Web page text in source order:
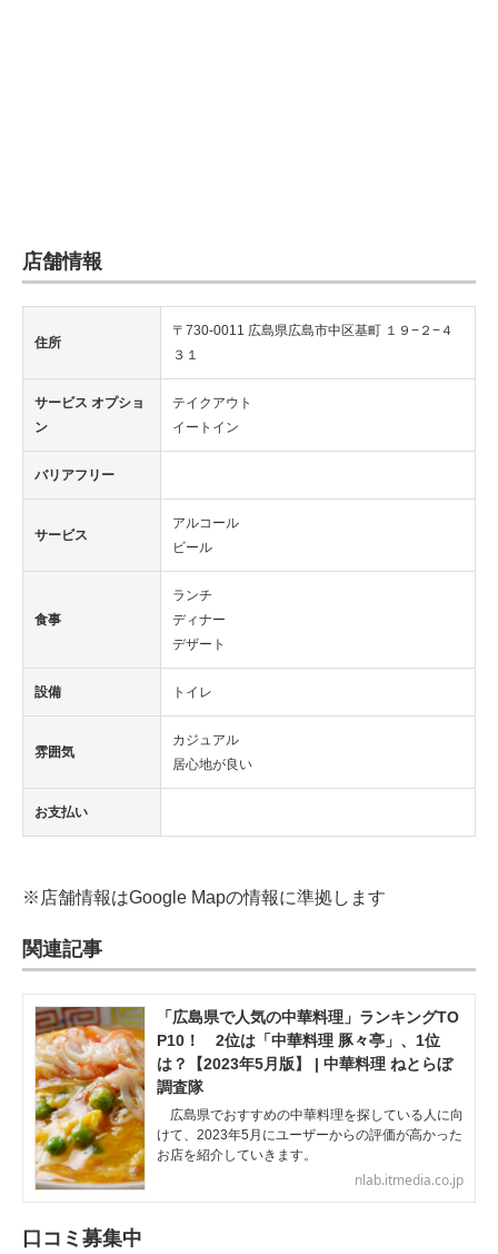
店舗情報
住所
〒730-0011 広島県広島市中区基町 １９−２−４
３１
サービス オプショ
ン
テイクアウト
イートイン
バリアフリー
サービス
アルコール
ビール
食事
ランチ
ディナー
デザート
設備 トイレ
雰囲気
カジュアル
居心地が良い
お支払い
※店舗情報はGoogle Mapの情報に準拠します
関連記事
「広島県で人気の中華料理」ランキングTO
P10！ 2位は「中華料理 豚々亭」、1位
は？【2023年5月版】 | 中華料理 ねとらぼ
調査隊
広島県でおすすめの中華料理を探している人に向
けて、2023年5月にユーザーからの評価が高かった
お店を紹介していきます。
nlab.itmedia.co.jp
口コミ募集中